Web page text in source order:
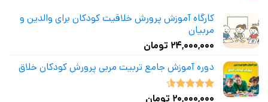
کارگاه آموزش پرورش خلاقیت کودکان برای والدین و
مربیان
۲۴,۰۰۰,۰۰۰ تومان
دوره آموزش جامع تربیت مربی پرورش کودکان خلاق
نمره4.50
۲۰,۰۰۰,۰۰۰ تومان